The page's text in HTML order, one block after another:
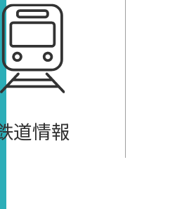
道情報